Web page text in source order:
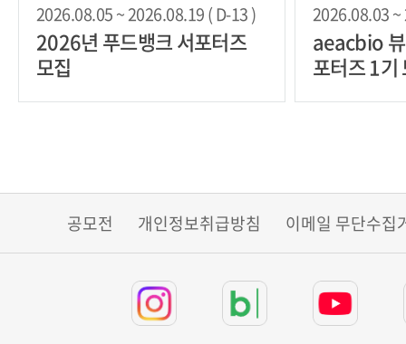
2026.08.05 ~ 2026.08.19 ( D-13 )
2026년 푸드뱅크 서포터즈
모집
2026.08.03 ~
aeacbio
포터즈 1기
공모전 개인정보취급방침 이메일 무단수집